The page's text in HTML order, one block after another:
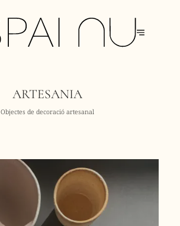
ARTESANIA
Objectes de decoració artesanal